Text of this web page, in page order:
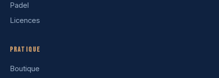
Padel
Licences
Pratique
Boutique